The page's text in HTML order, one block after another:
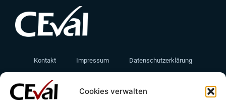
Cookies verwalten
Kontakt Impressum Datenschutzerklärung